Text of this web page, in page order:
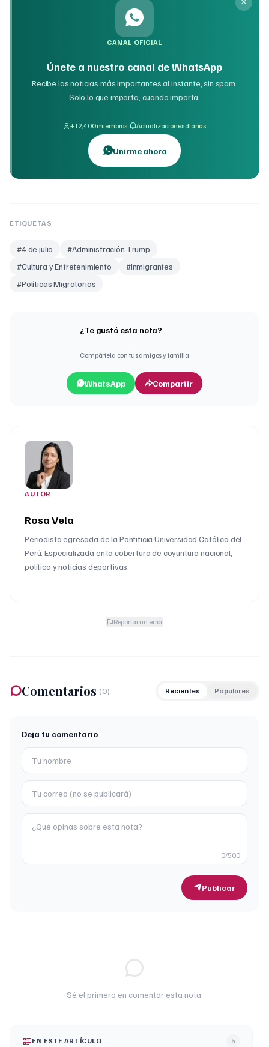
CANAL OFICIAL
Únete a nuestro canal de WhatsApp
Recibe las noticias más importantes al instante, sin spam.
Solo lo que importa, cuando importa.
+12,400 miembros· Actualizaciones diarias
Unirme ahora
ETIQUETAS
#4 de julio #Administración Trump
#Cultura y Entretenimiento #Inmigrantes
#Políticas Migratorias
¿Te gustó esta nota?
Compártela con tus amigos y familia
WhatsApp Compartir
AUTOR
Rosa Vela
Periodista egresada de la Pontificia Universidad Católica del
Perú. Especializada en la cobertura de coyuntura nacional,
política y noticias deportivas.
Reportar un error
Comentarios (0) Recientes Populares
Deja tu comentario
0/500
Publicar
Sé el primero en comentar esta nota.
EN ESTE ARTÍCULO 5